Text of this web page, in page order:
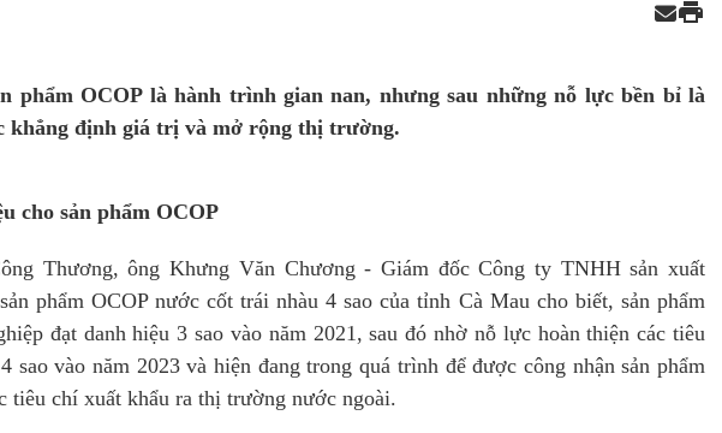
phẩm OCOP là hành trình gian nan, nhưng sau những nỗ lực bền bỉ là
khẳng định giá trị và mở rộng thị trường.
cho sản phẩm OCOP
Thương, ông Khưng Văn Chương - Giám đốc Công ty TNHH sản xuất
phẩm OCOP nước cốt trái nhàu 4 sao của tỉnh Cà Mau cho biết, sản phẩm
đạt danh hiệu 3 sao vào năm 2021, sau đó nhờ nỗ lực hoàn thiện các tiêu
sao vào năm 2023 và hiện đang trong quá trình để được công nhận sản phẩm
tiêu chí xuất khẩu ra thị trường nước ngoài.